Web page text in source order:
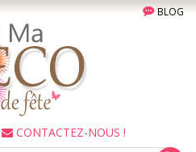
BLOG
CONTACTEZ-NOUS !